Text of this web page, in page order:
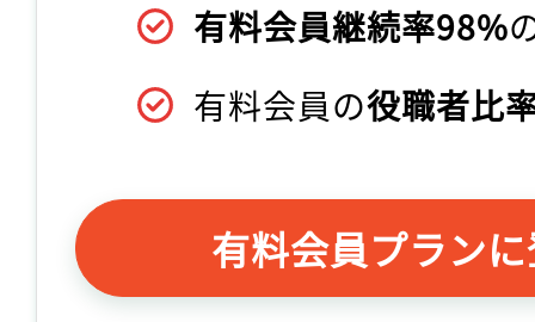
有料会員継続率98%
有料会員の役職者比
有料会員プラン